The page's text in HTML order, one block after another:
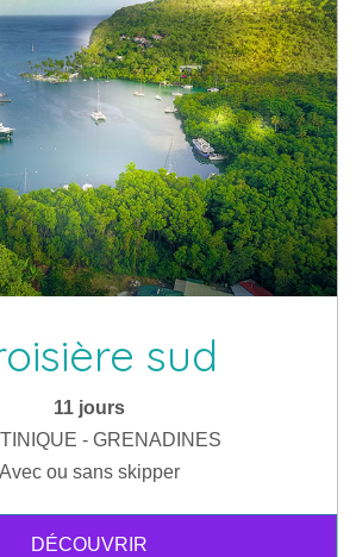
sud
11 jours
- GRENADINES
Avec ou sans skipper
DÉCOUVRIR